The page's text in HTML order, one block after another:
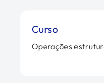
Curso
Operações